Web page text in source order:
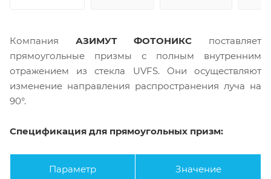
Компания АЗИМУТ ФОТОНИКС поставляет
прямоугольные призмы с полным внутренним
отражением из стекла UVFS. Они осуществляют
изменение направления распространения луча на
90°.
Спецификация для прямоугольных призм:
Параметр Значение